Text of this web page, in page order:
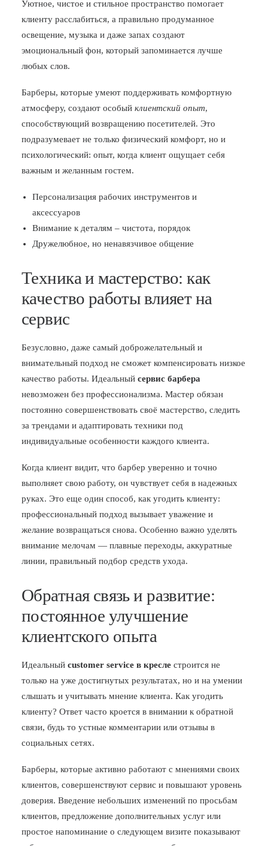
Уютное, чистое и стильное пространство помогает
клиенту расслабиться, а правильно продуманное
освещение, музыка и даже запах создают
эмоциональный фон, который запоминается лучше
любых слов.
Барберы, которые умеют поддерживать комфортную
атмосферу, создают особый клиентский опыт,
способствующий возвращению посетителей. Это
подразумевает не только физический комфорт, но и
психологический: опыт, когда клиент ощущает себя
важным и желанным гостем.
Персонализация рабочих инструментов и
аксессуаров
Внимание к деталям – чистота, порядок
Дружелюбное, но ненавязчивое общение
Техника и мастерство: как
качество работы влияет на
сервис
Безусловно, даже самый доброжелательный и
внимательный подход не сможет компенсировать низкое
качество работы. Идеальный сервис барбера
невозможен без профессионализма. Мастер обязан
постоянно совершенствовать своё мастерство, следить
за трендами и адаптировать техники под
индивидуальные особенности каждого клиента.
Когда клиент видит, что барбер уверенно и точно
выполняет свою работу, он чувствует себя в надежных
руках. Это еще один способ, как угодить клиенту:
профессиональный подход вызывает уважение и
желание возвращаться снова. Особенно важно уделять
внимание мелочам — плавные переходы, аккуратные
линии, правильный подбор средств ухода.
Обратная связь и развитие:
постоянное улучшение
клиентского опыта
Идеальный customer service в кресле строится не
только на уже достигнутых результатах, но и на умении
слышать и учитывать мнение клиента. Как угодить
клиенту? Ответ часто кроется в внимании к обратной
связи, будь то устные комментарии или отзывы в
социальных сетях.
Барберы, которые активно работают с мнениями своих
клиентов, совершенствуют сервис и повышают уровень
доверия. Введение небольших изменений по просьбам
клиентов, предложение дополнительных услуг или
простое напоминание о следующем визите показывают